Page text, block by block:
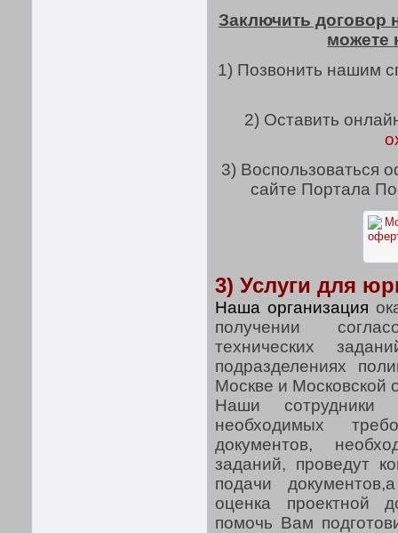
Заключить договор
можете
1) Позвонить нашим
2) Оставить
3) Воспользоваться
сайте Портала
3) Услуги для
Наша организация
получении
технических
подразделениях
Москве и Московской
Наши сотрудники
необходимых
документов,
заданий, проведут
подачи
оценка проектной
помочь Вам